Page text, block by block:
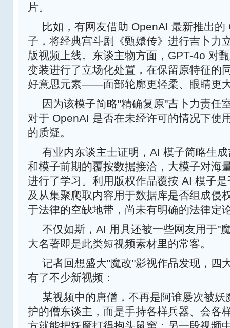
片。
比如，有网友借助 OpenAI 最新推出的
子，将经典宫斗剧《甄嬛传》进行吉卜力
版视频上线。东谈主物方面，GPT-4o 对
变装进行了立场化处置，在保留原特征的
好意思元素——面部轮廓更轻柔、眼睛更
因为该模子简略"精确复原"吉卜力责任
对于 OpenAI 是否在未经许可的情况下使
的质疑。
有业内东谈主士证明，AI 模子简略生
和模子前期的覆按数据接洽，大模子对海
进行了学习。利用版权作品覆按 AI 模子
及从集聚爬取内容用于数据库是否组成侵
于法律的空缺地带，尚未有明确的法律定
不仅如斯，AI 用具还被一些网友用于
大名著即是此类短视频素材里的常客。
记者回想盛大"魔改"影视作品发现，四
有了不少新视频：
某视频中的唐僧，不再是阿谁屡次被妖
护的僧东谈主，而是手持各样兵器、会各
方就能把妖魔打得抱头鼠窜；另一段视频